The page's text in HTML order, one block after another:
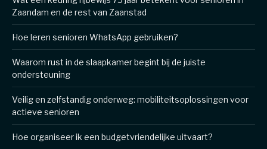
Zaandam en de rest van Zaanstad
Hoe leren senioren WhatsApp gebruiken?
Waarom rust in de slaapkamer begint bij de juiste
ondersteuning
Veilig en zelfstandig onderweg: mobiliteitsoplossingen voor
actieve senioren
Hoe organiseer ik een budgetvriendelijke uitvaart?